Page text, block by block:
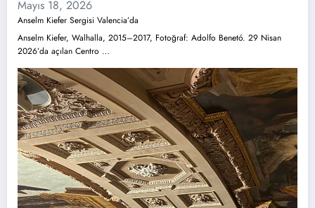
Mayıs 18, 2026
Anselm Kiefer Sergisi Valencia’da
Anselm Kiefer, Walhalla, 2015–2017, Fotoğraf: Adolfo Benetó. 29 Nisan
2026’da açılan Centro …